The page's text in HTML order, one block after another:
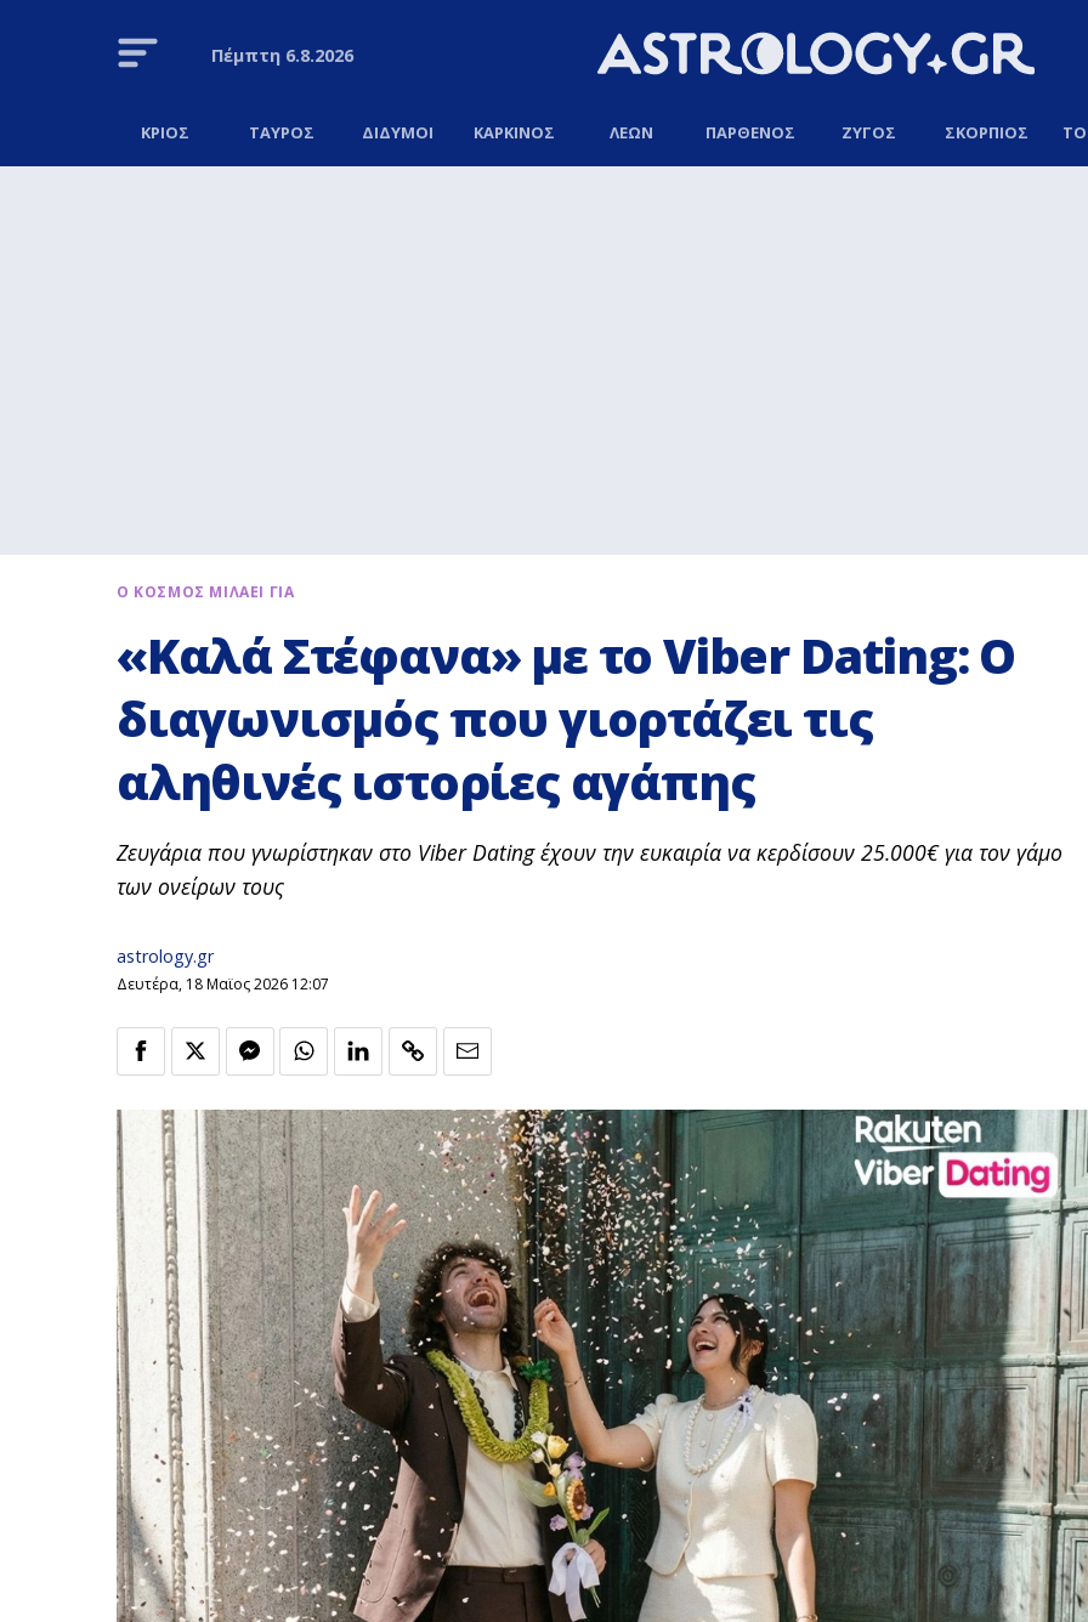
Πέμπτη6.8.2026
ΚΡΙΟΣ ΤΑΥΡΟΣ ΔΙΔΥΜΟΙ ΚΑΡΚΙΝΟΣ ΛΕΩΝ ΠΑΡΘΕΝΟΣ ΖΥΓΟΣ ΣΚΟΡΠΙΟΣ
Ο ΚΟΣΜΟΣ ΜΙΛΑΕΙ ΓΙΑ
«Καλά Στέφανα» με το Viber Dating: Ο
διαγωνισμός που γιορτάζει τις
αληθινές ιστορίες αγάπης
Ζευγάρια που γνωρίστηκαν στο Viber Datingέχουν την ευκαιρία να κερδίσουν 25.000€ για τον γάμο
των ονείρων τους
astrology.gr
Δευτέρα, 18 Μαϊος 2026 12:07